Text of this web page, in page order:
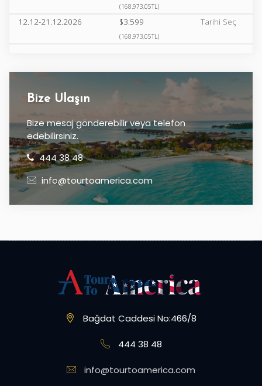
(168.973,05TL)
12.12-21.12.2026 $3.599
(168.973,05TL)
Tarihi Seç
Bize Ulaşın
Bize mesaj gönderebilir veya telefon
edebilirsiniz.
444 38 48
info@tourtoamerica.com
Bağdat Caddesi No:466/8
444 38 48
info@tourtoamerica.com